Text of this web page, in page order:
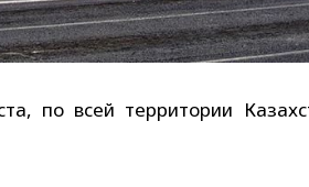
по всей территории